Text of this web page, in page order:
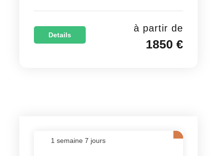
Details
à partir de
1850 €
1 semaine 7 jours